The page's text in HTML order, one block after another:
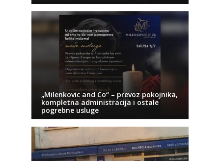
„Milenkovic and Co“ – prevoz pokojnika,
kompletna administracija i ostale
pogrebne usluge